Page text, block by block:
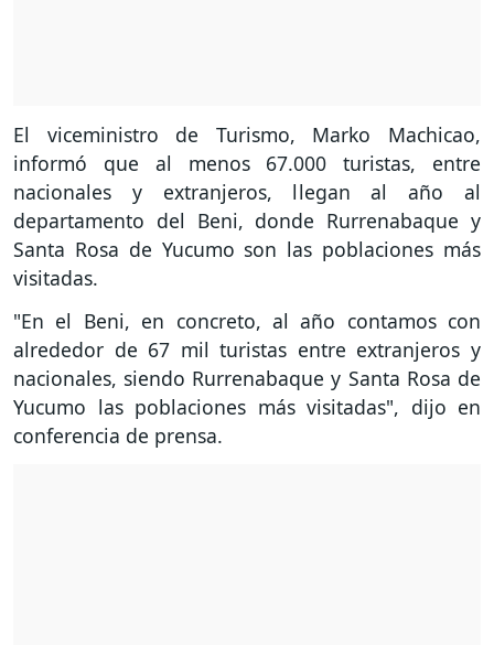
El viceministro de Turismo, Marko Machicao,
informó que al menos 67.000 turistas, entre
nacionales y extranjeros, llegan al año al
departamento del Beni, donde Rurrenabaque y
Santa Rosa de Yucumo son las poblaciones más
visitadas.
"En el Beni, en concreto, al año contamos con
alrededor de 67 mil turistas entre extranjeros y
nacionales, siendo Rurrenabaque y Santa Rosa de
Yucumo las poblaciones más visitadas", dijo en
conferencia de prensa.